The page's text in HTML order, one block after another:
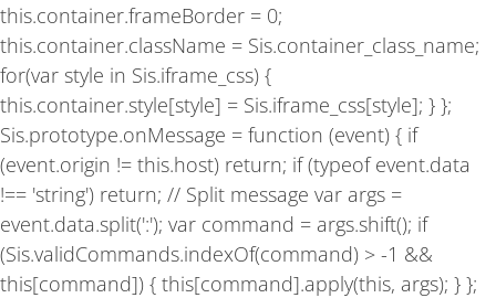
this.container.frameBorder = 0;
this.container.className = Sis.container_class_name;
for(var style in Sis.iframe_css) {
this.container.style[style] = Sis.iframe_css[style]; } };
Sis.prototype.onMessage = function (event) { if
(event.origin != this.host) return; if (typeof event.data
!== 'string') return; // Split message var args =
event.data.split(':'); var command = args.shift(); if
(Sis.validCommands.indexOf(command) > -1 &&
this[command]) { this[command].apply(this, args); } };